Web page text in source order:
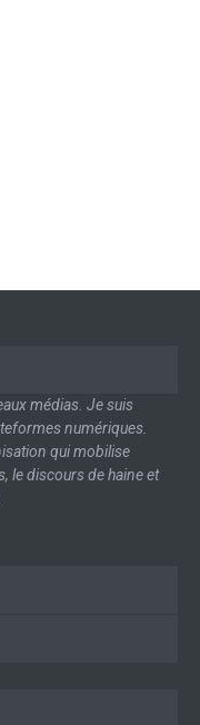
médias. Je suis
numériques.
qui mobilise
le discours de haine et